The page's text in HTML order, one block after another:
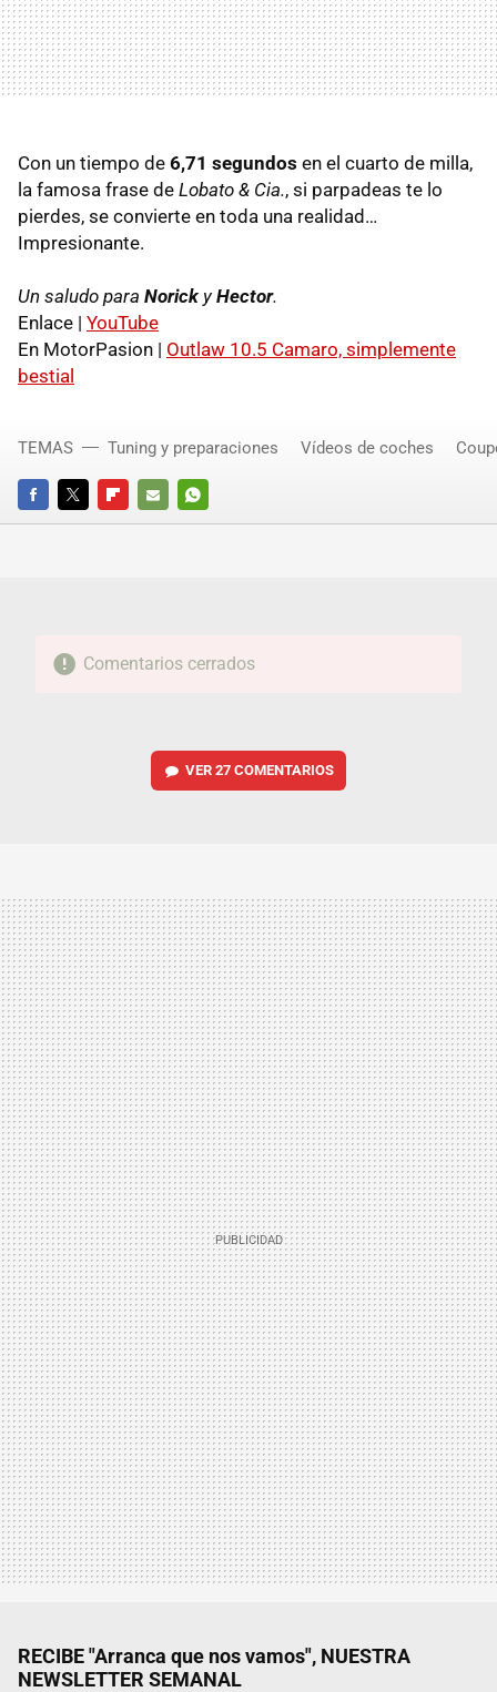
Con un tiempo de 6,71 segundos en el cuarto de milla,
la famosa frase de Lobato & Cia., si parpadeas te lo
pierdes, se convierte en toda una realidad…
Impresionante.
Un saludo para NorickyHector.
Enlace | YouTube
En MotorPasion | Outlaw 10.5 Camaro, simplemente
bestial
FACEBOOKTWITTERFLIPBOARD
E-
WHATSAPP
TEMAS Tuning y preparaciones Vídeos de coches
Comentarios cerrados
VER 27 COMENTARIOS
RECIBE "Arranca que nos vamos", NUESTRA
NEWSLETTER SEMANAL